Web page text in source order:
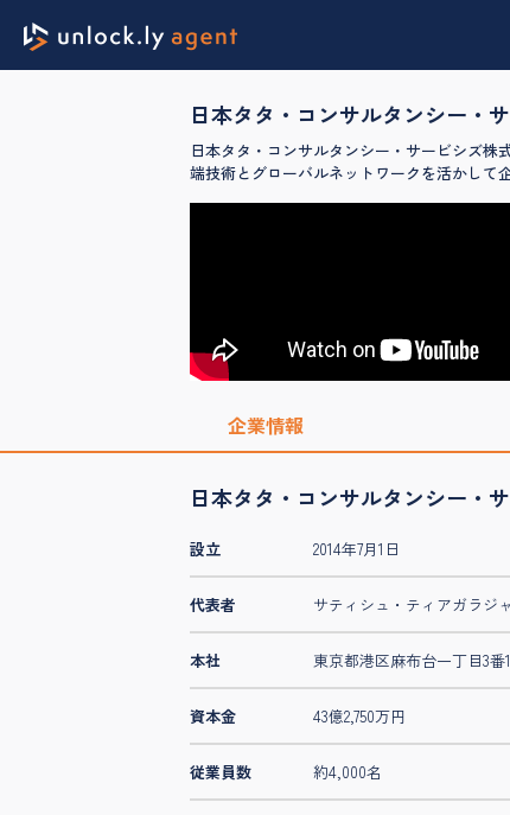
日本タタ・コンサルタンシー・
日本タタ・コンサルタンシー・サービシズ
端技術とグローバルネットワークを活かして
企業情報
日本タタ・コンサルタンシー・
設立 2014年7月1日
代表者 サティシュ・ティアガラジ
本社 東京都港区麻布台一丁目3
資本金 43億2,750万円
従業員数 約4,000名